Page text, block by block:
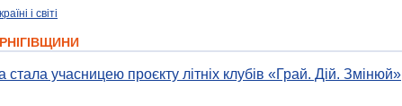
і світі
стала учасницею проєкту літніх клубів «Грай. Дій. Змінюй»